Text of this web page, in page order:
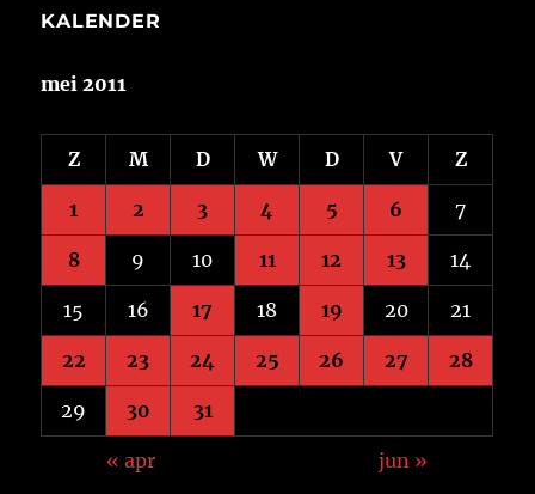
KALENDER
mei 2011
Z M D W D V Z
1 2 3 4 5 6 7
8 9 10 11 12 13 14
15 16 17 18 19 20 21
22 23 24 25 26 27 28
29 30 31
« apr jun »